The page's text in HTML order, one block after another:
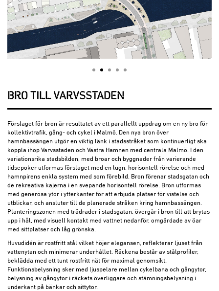
BRO TILL VARVSSTADEN
Förslaget för bron är resultatet av ett parallellt uppdrag om en ny bro för
kollektivtrafik, gång- och cykel i Malmö. Den nya bron över
hamnbassängen utgör en viktig länk i stadsstråket som kontinuerligt ska
koppla ihop Varvsstaden och Västra Hamnen med centrala Malmö. I den
variationsrika stadsbilden, med broar och byggnader från varierande
tidsepoker utformas förslaget med en lugn, horisontell rörelse och med
hamnpirens enkla system med som förebild. Bron förenar stadsgatan och
de rekreativa kajerna i en svepande horisontell rörelse. Bron utformas
med generösa ytor i ytterkanter för att erbjuda platser för vistelse och
utblickar, och ansluter till de planerade stråken kring hamnbassängen.
Planteringszonen med trädrader i stadsgatan, övergår i bron till att brytas
upp i hål, med visuell kontakt med vattnet nedanför, omgärdade av öar
med sittplatser och låg grönska.
Huvudidén är rostfritt stål vilket höjer elegansen, reflekterar ljuset från
vattenytan och minimerar underhållet. Räckena består av stålprofiler,
beklädda med ett tunt rostfritt nät för maximal genomsikt.
Funktionsbelysning sker med ljuspelare mellan cykelbana och gångytor,
belysning av gångytor i räckets överliggare och stämningsbelysning i
underkant på bänkar och sittytor.